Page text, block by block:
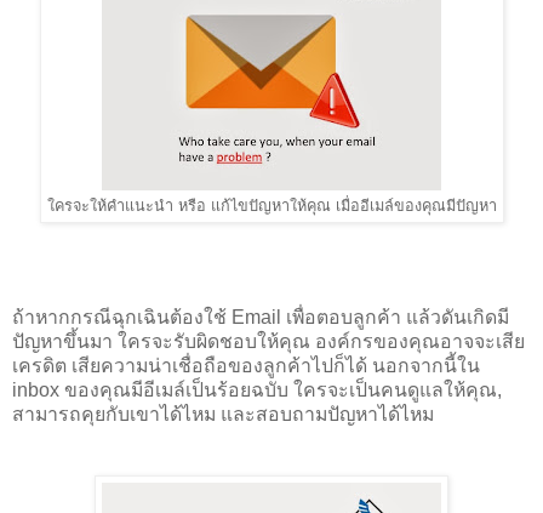
ใครจะให้คำแนะนำ หรือ แก้ไขปัญหาให้คุณ เมื่ออีเมล์ของคุณมีปัญหา
ถ้าหากกรณีฉุกเฉินต้องใช้ Email เพื่อตอบลูกค้า แล้วดันเกิดมี
ปัญหาขึ้นมา ใครจะรับผิดชอบให้คุณ องค์กรของคุณอาจจะเสีย
เครดิต เสียความน่าเชื่อถือของลูกค้าไปก็ได้ นอกจากนี้ใน
inbox ของคุณมีอีเมล์เป็นร้อยฉบับ ใครจะเป็นคนดูแลให้คุณ,
สามารถคุยกับเขาได้ไหม และสอบถามปัญหาได้ไหม